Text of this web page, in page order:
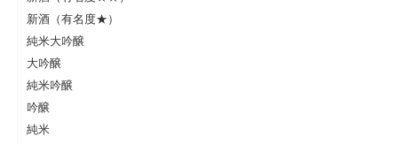
新酒（有名度★）
純米大吟醸
大吟醸
純米吟醸
吟醸
純米